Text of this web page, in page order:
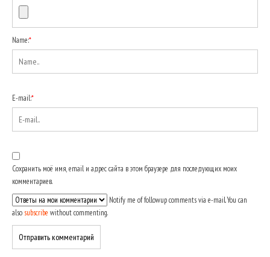
Name:*
E-mail:*
Сохранить моё имя, email и адрес сайта в этом браузере для последующих моих
комментариев.
Notify me of followup comments via e-mail. You can
also subscribe without commenting.